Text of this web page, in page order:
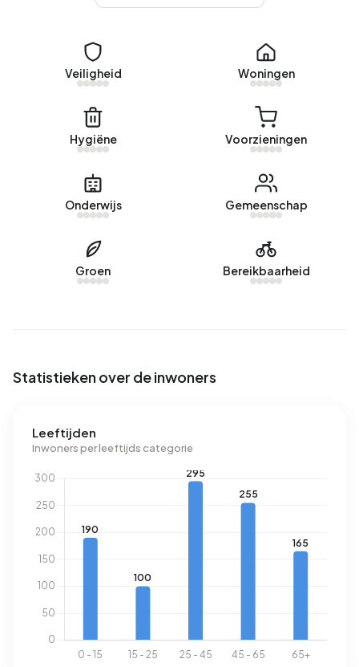
Huurwoningen
Momenteel zijn er geen woningen te huur in Boskant.
Afgelopen jaar zijn er geen woningen verhuurd in Boskant.
Geen recente verhuurdata beschikbaar voor Boskant.
In Boskant zijn er 420 adressen met een geregistreerd
energielabel. De meest voorkomende labels zijn A (26%),
D (22%) en F (15%). Gemiddeld verbruikt een adres in
Boskant 3.040 kWh aan elektriciteit per jaar. Dit ligt 8%
Veiligheid Woningen
Hygiëne Voorzieningen
Onderwijs Gemeenschap
Groen Bereikbaarheid
Statistieken over de inwoners
Leeftijden
Inwoners per leeftijds categorie